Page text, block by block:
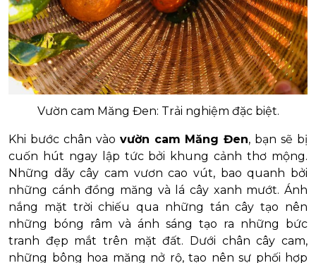
Vườn cam Măng Đen: Trải nghiệm đặc biệt.
Khi bước chân vào vườn cam Măng Đen, bạn sẽ bị
cuốn hút ngay lập tức bởi khung cảnh thơ mộng.
Những dãy cây cam vươn cao vút, bao quanh bởi
những cánh đồng măng và lá cây xanh mướt. Ánh
nắng mặt trời chiếu qua những tán cây tạo nên
những bóng râm và ánh sáng tạo ra những bức
tranh đẹp mắt trên mặt đất. Dưới chân cây cam,
những bông hoa măng nở rộ, tạo nên sự phối hợp